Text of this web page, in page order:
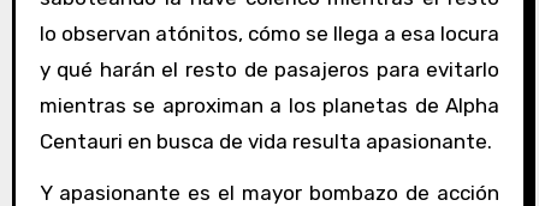
lo observan atónitos, cómo se llega a esa locura
y qué harán el resto de pasajeros para evitarlo
mientras se aproximan a los planetas de Alpha
Centauri en busca de vida resulta apasionante.
Y apasionante es el mayor bombazo de acción